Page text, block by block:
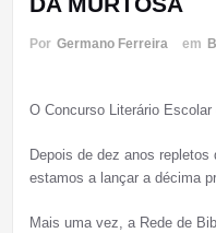
Por Germano Ferreira em
O Concurso Literário
Depois de dez anos
estamos a lançar a décima
Mais uma vez, a Rede de